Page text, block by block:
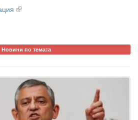
Новини по темата